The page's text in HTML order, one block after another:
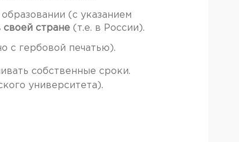
(с указанием
своей стране (т.е. в России).
с гербовой печатью).
собственные сроки.
университета).